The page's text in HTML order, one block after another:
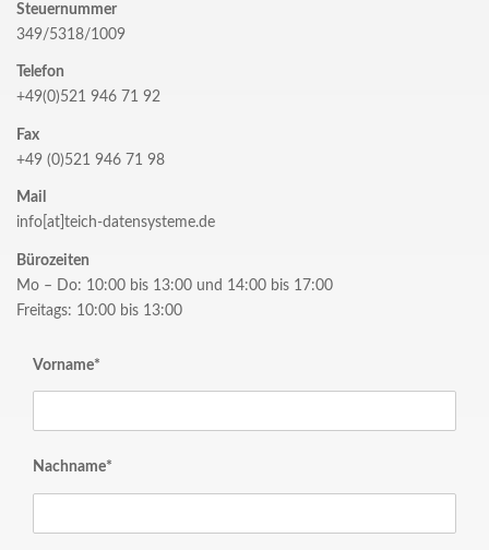
Steuernummer
349/5318/1009
Telefon
+49(0)521 946 71 92
Fax
+49 (0)521 946 71 98
Mail
info[at]teich-datensysteme.de
Bürozeiten
Mo – Do: 10:00 bis 13:00 und 14:00 bis 17:00
Freitags: 10:00 bis 13:00
Vorname*
Nachname*